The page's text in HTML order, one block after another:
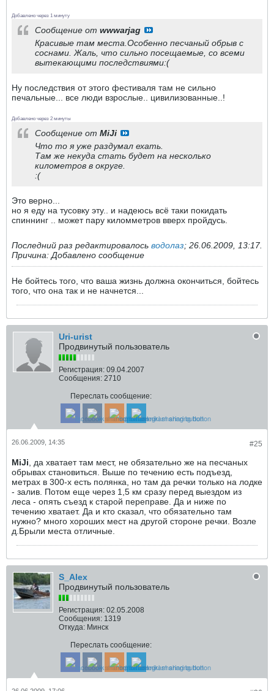
Добавлено через 1 минуту
Сообщение от wwwarjag
Красивые там места.Особенно песчаный обрыв с
соснами. Жаль, что сильно посещаемые, со всеми
вытекающими последствиями:(
Ну последствия от этого фестиваля там не сильно
печальные... все люди взрослые.. цивилизованные..!
Добавлено через 2 минуты
Сообщение от MiJi
Что то я уже раздумал ехать.
Там же некуда стать будет на несколько
километров в округе.
:(
Это верно...
но я еду на тусовку эту.. и надеюсь всё таки покидать
спиннинг .. может пару киломметров вверх пройдусь.
Последний раз редактировалось водолаз; 26.06.2009, 13:17.
Причина: Добавлено сообщение
Не бойтесь того, что ваша жизнь должна окончиться, бойтесь
того, что она так и не начнется...
Uri-urist
Продвинутый пользователь
Регистрация: 09.04.2007
Сообщения: 2710
Переслать сообщение:
#25
26.06.2009, 14:35
MiJi , да хватает там мест, не обязательно же на песчаных
обрывах становиться. Выше по течению есть подъезд,
метрах в 300-х есть полянка, но там да речки только на лодке
- залив. Потом еще через 1,5 км сразу перед выездом из
леса - опять съезд к старой переправе. Да и ниже по
течению хватает. Да и кто сказал, что обязательно там
нужно? много хороших мест на другой стороне речки. Возле
д.Брыли места отличные.
S_Alex
Продвинутый пользователь
Регистрация: 02.05.2008
Сообщения: 1319
Откуда: Минск
Переслать сообщение: